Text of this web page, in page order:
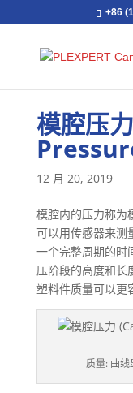
+86
模腔压
12 月 20, 2019
模腔内的压力称为
可以用传感器来测
一个完整周期的时
压阶段的高度和长
塑料件质量可以更
质量: 曲线